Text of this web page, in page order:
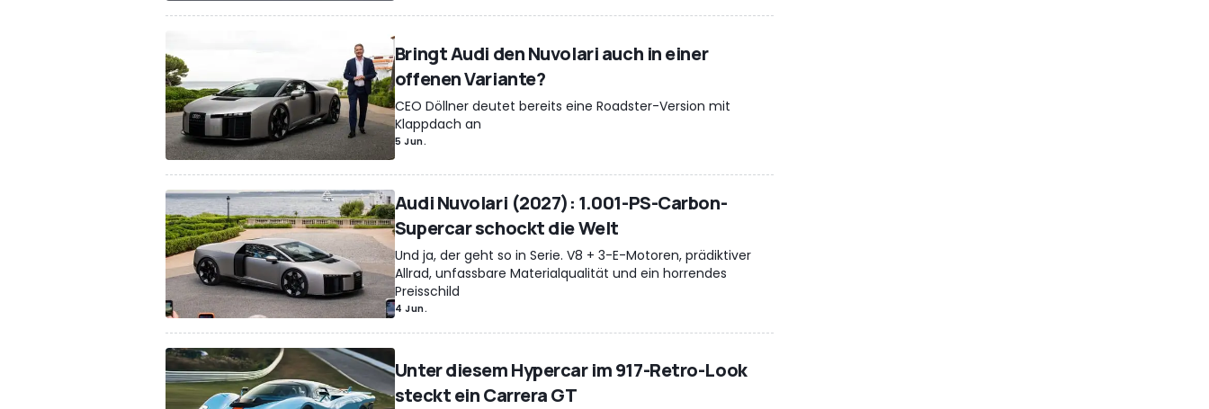
Bringt Audi den Nuvolari auch in einer
offenen Variante?
CEO Döllner deutet bereits eine Roadster-Version mit
Klappdach an
5 Jun.
Audi Nuvolari (2027): 1.001-PS-Carbon-
Supercar schockt die Welt
Und ja, der geht so in Serie. V8 + 3-E-Motoren, prädiktiver
Allrad, unfassbare Materialqualität und ein horrendes
Preisschild
4 Jun.
Unter diesem Hypercar im 917-Retro-Look
steckt ein Carrera GT